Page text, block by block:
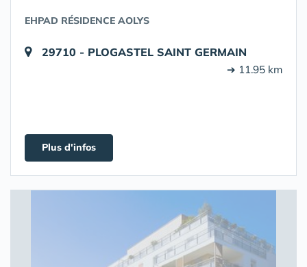
EHPAD RÉSIDENCE AOLYS
29710 - PLOGASTEL SAINT GERMAIN
➔ 11.95 km
Plus d'infos